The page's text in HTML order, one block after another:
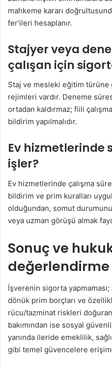
mahkeme kararı
fer’ileri hesaplanır.
Stajyer veya
çalışan için
Staj ve mesleki eğitim türüne
rejimleri vardır. Deneme
ortadan kaldırmaz; fiili
bildirim yapılmalıdır.
Ev hizmetlerinde
işler?
Ev hizmetlerinde çalışma
bildirim ve prim kuralları
olduğundan, somut
veya uzman görüşü almak
Sonuç ve
değerlendirme
İşverenin sigorta
dönük prim borçları ve
rücu/tazminat riskleri
bakımından ise sosyal
yanında ileride emeklilik,
gibi temel güvencelere